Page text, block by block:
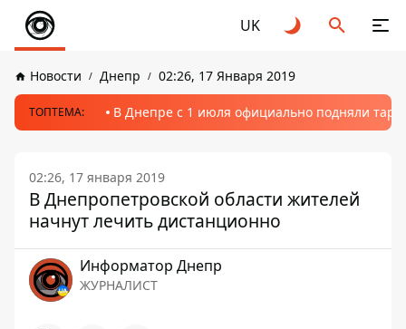
UK
Новости Днепр 02:26, 17 Января 2019
ТОПТЕМА: В Днепре с 1 июля официально подняли
02:26, 17 января 2019
В Днепропетровской области жителей
начнут лечить дистанционно
Информатор Днепр
ЖУРНАЛИСТ